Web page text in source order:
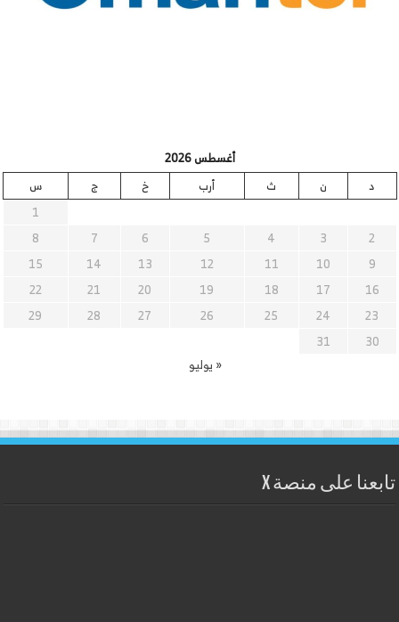
أغسطس 2026
د
ن ث أرب خ ج
س
1
2
3
4
5
6
7
8
9
10
11
12
13
14
15
16
17
18
19
20
21
22
23
24
25
26
27
28
29
30
31
« يوليو
تابعنا على منصة X